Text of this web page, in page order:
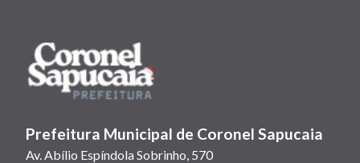
Prefeitura Municipal de Coronel Sapucaia
Av. Abílio Espíndola Sobrinho, 570